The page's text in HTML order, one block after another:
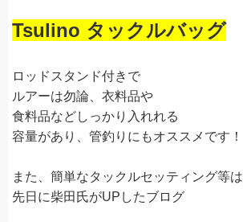
Tsulino タックルバッグ
ロッドスタンド付きで
ルアーは勿論、衣料品や
食料品などしっかり入れれる
容量があり、管釣りにもオススメです！
また、簡単なタックルセッティング等は
先日に柴田氏がUPしたブログ